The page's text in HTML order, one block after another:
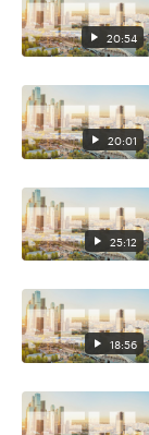
20:54
20:01
25:12
18:56